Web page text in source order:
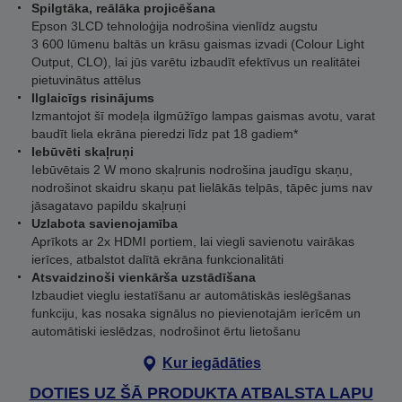
Spilgtāka, reālāka projicēšana
Epson 3LCD tehnoloģija nodrošina vienlīdz augstu
3 600 lūmenu baltās un krāsu gaismas izvadi (Colour Light
Output, CLO), lai jūs varētu izbaudīt efektīvus un realitātei
pietuvinātus attēlus
Ilglaicīgs risinājums
Izmantojot šī modeļa ilgmūžīgo lampas gaismas avotu, varat
baudīt liela ekrāna pieredzi līdz pat 18 gadiem*
Iebūvēti skaļruņi
Iebūvētais 2 W mono skaļrunis nodrošina jaudīgu skaņu,
nodrošinot skaidru skaņu pat lielākās telpās, tāpēc jums nav
jāsagatavo papildu skaļruņi
Uzlabota savienojamība
Aprīkots ar 2x HDMI portiem, lai viegli savienotu vairākas
ierīces, atbalstot dalītā ekrāna funkcionalitāti
Atsvaidzinoši vienkārša uzstādīšana
Izbaudiet vieglu iestatīšanu ar automātiskās ieslēgšanas
funkciju, kas nosaka signālus no pievienotajām ierīcēm un
automātiski ieslēdzas, nodrošinot ērtu lietošanu
Kur iegādāties
DOTIES UZ ŠĀ PRODUKTA ATBALSTA LAPU